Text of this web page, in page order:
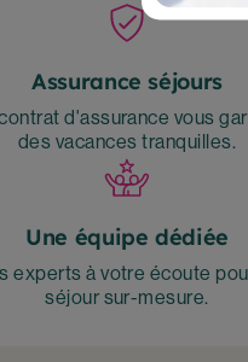
Assurance séjours
d'assurance vous
des vacances tranquilles.
Une équipe dédiée
experts à votre écoute
séjour sur-mesure.